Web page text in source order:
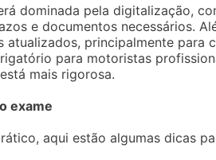
dominada pela digitalização,
e documentos necessários.
principalmente para
para motoristas
mais rigorosa.
exame
aqui estão algumas dicas